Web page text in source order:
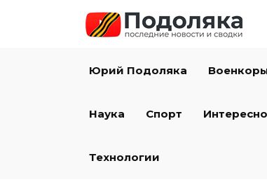
Юрий Подоляка
Наука Спорт
Технологии